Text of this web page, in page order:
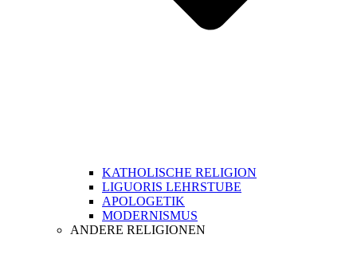
KATHOLISCHE RELIGION
LIGUORIS LEHRSTUBE
APOLOGETIK
MODERNISMUS
ANDERE RELIGIONEN